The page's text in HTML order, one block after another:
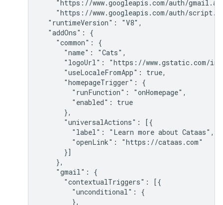
"https://www.googleapis.com/auth/
"https://www.googleapis.com/auth/
  "runtimeVersion": "V8",
  "addOns": {
    "common": {
      "name": "Cats",
"logoUrl": "https://www.gstatic.com/
      "useLocaleFromApp": true,
      "homepageTrigger": {
        "runFunction": "onHomepage",
        "enabled": true
      },
      "universalActions": [{
        "label": "Learn more about Cataas",
        "openLink": "https://cataas.com"
      }]
    },
    "gmail": {
      "contextualTriggers": [{
        "unconditional": {
        },